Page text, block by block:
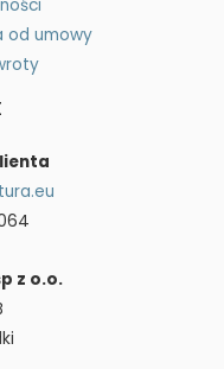
od umowy
z o.o.